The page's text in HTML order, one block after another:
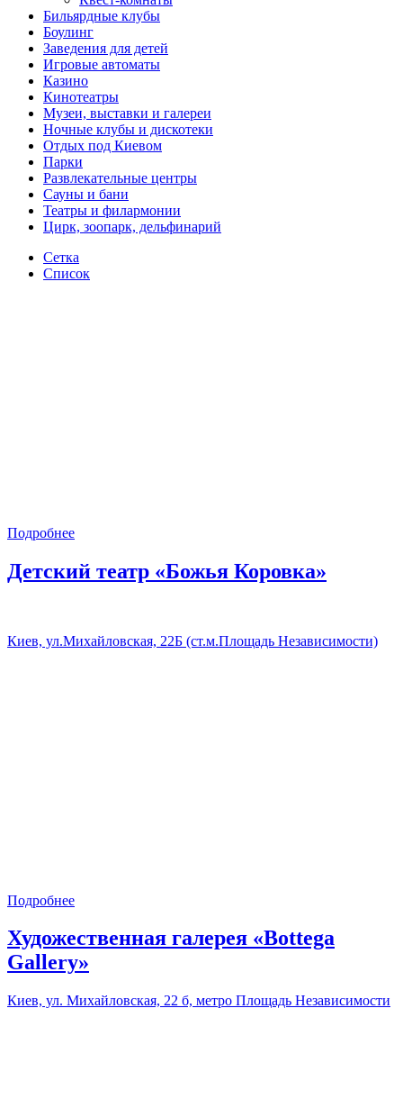
Бильярдные клубы
Боулинг
Заведения для детей
Игровые автоматы
Казино
Кинотеатры
Музеи, выставки и галереи
Ночные клубы и дискотеки
Отдых под Киевом
Парки
Развлекательные центры
Сауны и бани
Театры и филармонии
Цирк, зоопарк, дельфинарий
Сетка
Список
Подробнее
Детский театр «Божья Коровка»
Киев, ул.Михайловская, 22Б (ст.м.Площадь Независимости)
Подробнее
Художественная галерея «Bottega
Gallery»
Киев, ул. Михайловская, 22 б, метро Площадь Независимости